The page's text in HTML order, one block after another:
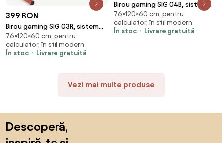
399 RON
Birou gaming SIG 03R, sistem
iluminare LED, bază metalică în
formă de Z, picioare reglabile,
120x60x76 cm
76×120×60 cm, pentru
calculator, în stil modern
În stoc
Livrare gratuită
Birou gaming SIG 04B, sistem
iluminare LED, bază metalică
dubla în formă de Z, picioare
reglabile, 120x60x76 cm
76×120×60 cm, pentru
calculator, în stil modern
În stoc
Livrare gratuită
Vezi mai multe produse
Descoperă,